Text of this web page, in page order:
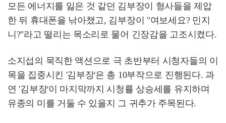
모든 에너지를 잃은 것 같던 김부장이 형사들을 제압
한 뒤 휴대폰을 낚아챘고, 김부장이 "여보세요? 민지
니?"라고 떨리는 목소리로 물어 긴장감을 고조시켰다.
소지섭의 묵직한 액션으로 극 초반부터 시청자들의 이
목을 집중시킨 '김부장'은 총 10부작으로 진행된다. 과
연 '김부장'이 마지막까지 시청률 상승세를 유지하며
유종의 미를 거둘 수 있을지 그 귀추가 주목된다.